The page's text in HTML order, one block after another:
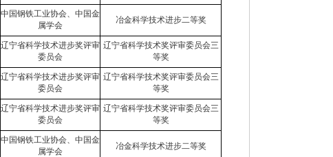
中国钢铁工业协会、中国金
属学会
冶金科学技术进步二等奖
辽宁省科学技术进步奖评审
委员会
辽宁省科学技术奖评审委员会三
等奖
辽宁省科学技术进步奖评审
委员会
辽宁省科学技术奖评审委员会三
等奖
辽宁省科学技术进步奖评审
委员会
辽宁省科学技术奖评审委员会三
等奖
中国钢铁工业协会、中国金
属学会
冶金科学技术进步二等奖